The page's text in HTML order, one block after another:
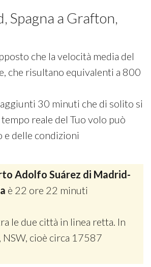
Spagna a Grafton,
che la velocità media del
che risultano equivalenti a 800
30 minuti che di solito si
reale del Tuo volo può
e delle condizioni
Adolfo Suárez di Madrid-
è 22 ore 22 minuti
le due città in linea retta. In
NSW, cioè circa 17587